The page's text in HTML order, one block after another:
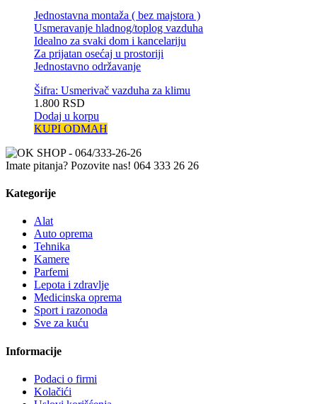
Jednostavna montaža ( bez majstora )
Usmeravanje hladnog/toplog vazduha
Idealno za svaki dom i kancelariju
Za prijatan osećaj u prostoriji
Jednostavno održavanje
Šifra: Usmerivač vazduha za klimu
1.800 RSD
Dodaj u korpu
KUPI ODMAH
Imate pitanja? Pozovite nas! 064 333 26 26
Kategorije
Alat
Auto oprema
Tehnika
Kamere
Parfemi
Lepota i zdravlje
Medicinska oprema
Sport i razonoda
Sve za kuću
Informacije
Podaci o firmi
Kolačići